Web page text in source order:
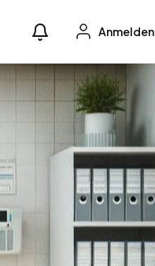
Anmelden